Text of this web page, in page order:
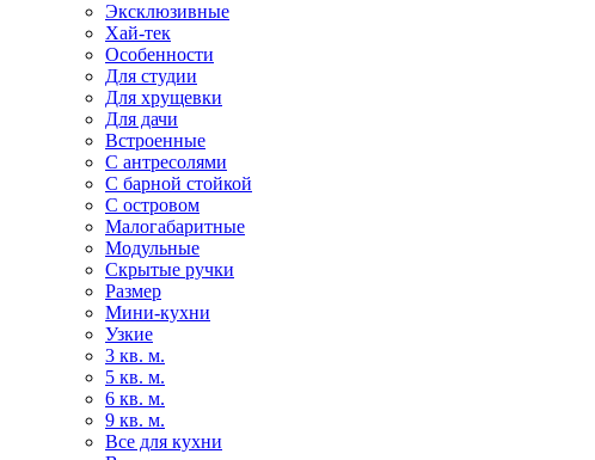
Эксклюзивные
Хай-тек
Особенности
Для студии
Для хрущевки
Для дачи
Встроенные
С антресолями
С барной стойкой
С островом
Малогабаритные
Модульные
Скрытые ручки
Размер
Мини-кухни
Узкие
3 кв. м.
5 кв. м.
6 кв. м.
9 кв. м.
Все для кухни